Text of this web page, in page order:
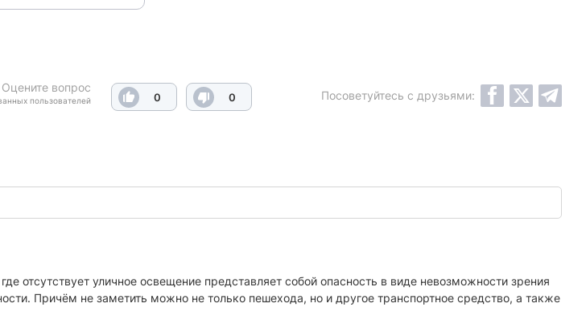
Оцените вопрос
пользователей 0 0 Посоветуйтесь с друзьями:
отсутствует уличное освещение представляет собой опасность в виде невозможности зрения
Причём не заметить можно не только пешехода, но и другое транспортное средство, а также